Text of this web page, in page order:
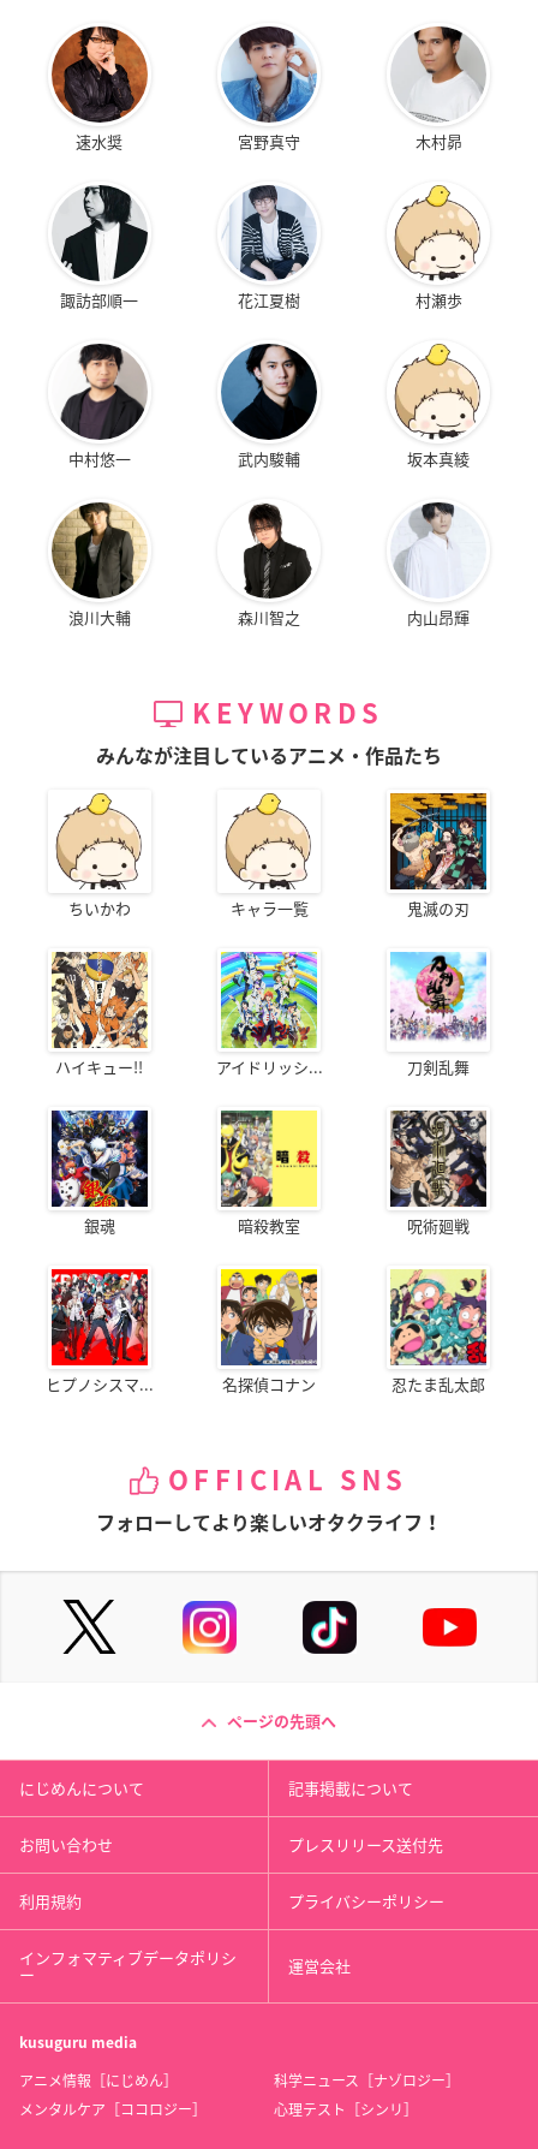
速水奨 宮野真守 木村昴
諏訪部順一 花江夏樹 村瀬歩
中村悠一 武内駿輔 坂本真綾
浪川大輔 森川智之 内山昂輝
KEYWORDS
みんなが注目しているアニメ・作品たち
ちいかわ キャラ一覧 鬼滅の刃
ハイキュー!! アイドリッシ... 刀剣乱舞
銀魂 暗殺教室 呪術廻戦
ヒプノシスマ... 名探偵コナン 忍たま乱太郎
OFFICIAL SNS
フォローしてより楽しいオタクライフ！
ページの先頭へ
にじめんについて 記事掲載について
お問い合わせ プレスリリース送付先
利用規約 プライバシーポリシー
インフォマティブデータポリシ
ー 運営会社
kusuguru media
アニメ情報［にじめん］
科学ニュース［ナゾロジー］
メンタルケア［ココロジー］
心理テスト［シンリ］